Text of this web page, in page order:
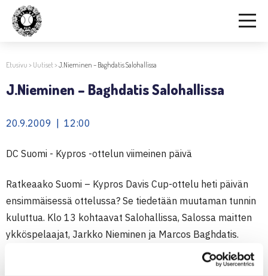
Etusivu > Uutiset>J.Nieminen – Baghdatis Salohallissa
J.Nieminen – Baghdatis Salohallissa
20.9.2009 | 12:00
DC Suomi - Kypros -ottelun viimeinen päivä
Ratkeaako Suomi – Kypros Davis Cup-ottelu heti päivän
ensimmäisessä ottelussa? Se tiedetään muutaman tunnin
kuluttua. Klo 13 kohtaavat Salohallissa, Salossa maitten
ykköspelaajat, Jarkko Nieminen ja Marcos Baghdatis.
Otteluun lähdetään Suomen johtoasemassa 2-1 ja
Niemisen voitto sinetöisi Suomen nousun Davis Cupin